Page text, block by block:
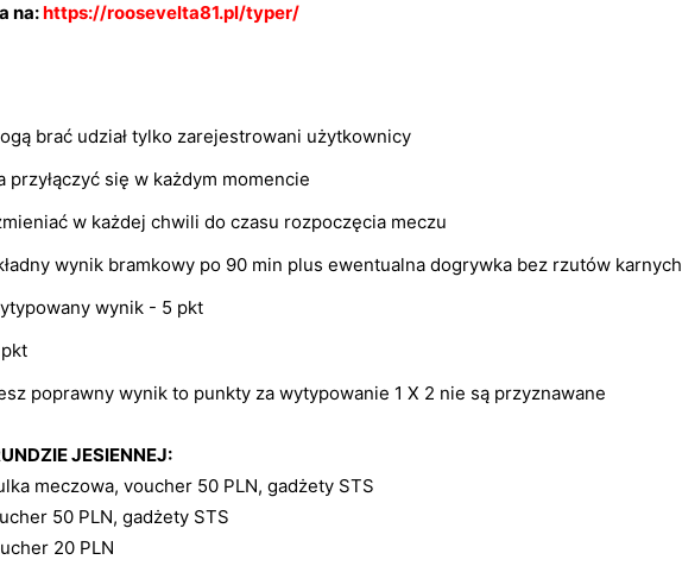
na:https://roosevelta81.pl/typer/
brać udział tylko zarejestrowani użytkownicy
przyłączyć się w każdym momencie
w każdej chwili do czasu rozpoczęcia meczu
wynik bramkowy po 90 min plus ewentualna dogrywka bez rzutów karnych
wynik - 5 pkt
poprawny wynik to punkty za wytypowanie 1 X 2 nie są przyznawane
JESIENNEJ:
meczowa, voucher 50 PLN, gadżety STS
50 PLN, gadżety STS
20 PLN